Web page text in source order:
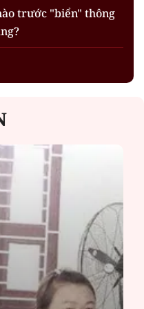
trước "biển" thông